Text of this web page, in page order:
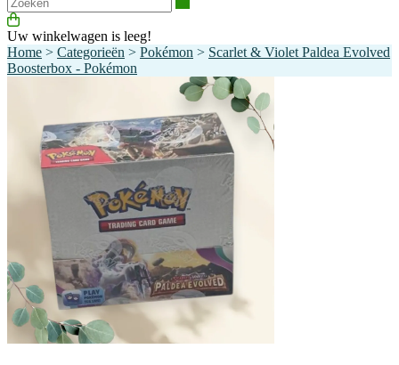
Uw winkelwagen is leeg!
Home > Categorieën > Pokémon > Scarlet & Violet Paldea Evolved
Boosterbox - Pokémon